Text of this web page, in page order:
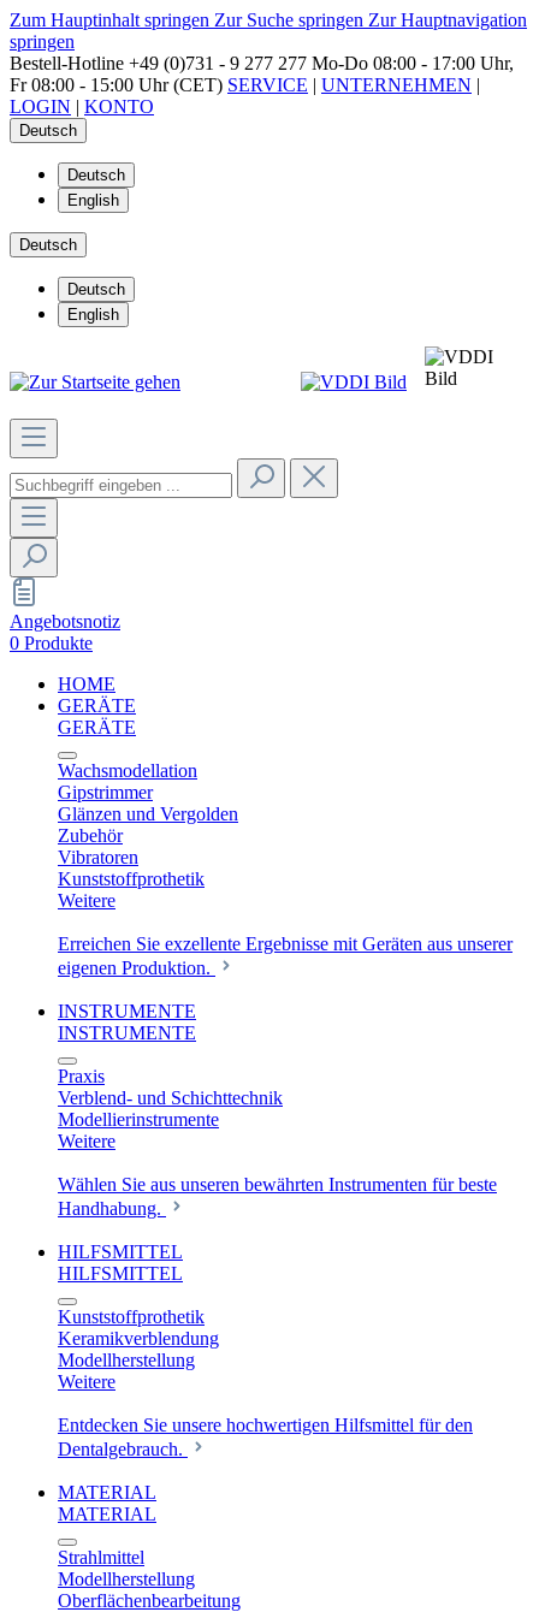
Zum Hauptinhalt springen Zur Suche springen Zur Hauptnavigation
springen
Bestell-Hotline +49 (0)731 - 9 277 277 Mo-Do 08:00 - 17:00 Uhr,
Fr 08:00 - 15:00 Uhr (CET) SERVICE | UNTERNEHMEN |
LOGIN | KONTO
Deutsch
Deutsch
English
Deutsch
Deutsch
English
Angebotsnotiz
0 Produkte
HOME
GERÄTE
GERÄTE
Wachsmodellation
Gipstrimmer
Glänzen und Vergolden
Zubehör
Vibratoren
Kunststoffprothetik
Weitere
Erreichen Sie exzellente Ergebnisse mit Geräten aus unserer
eigenen Produktion.
INSTRUMENTE
INSTRUMENTE
Praxis
Verblend- und Schichttechnik
Modellierinstrumente
Weitere
Wählen Sie aus unseren bewährten Instrumenten für beste
Handhabung.
HILFSMITTEL
HILFSMITTEL
Kunststoffprothetik
Keramikverblendung
Modellherstellung
Weitere
Entdecken Sie unsere hochwertigen Hilfsmittel für den
Dentalgebrauch.
MATERIAL
MATERIAL
Strahlmittel
Modellherstellung
Oberflächenbearbeitung